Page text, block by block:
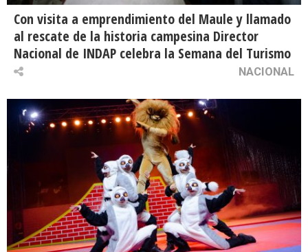
Con visita a emprendimiento del Maule y llamado
al rescate de la historia campesina Director
Nacional de INDAP celebra la Semana del Turismo
NACIONAL